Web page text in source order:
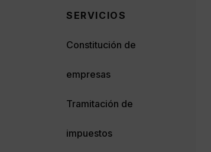
SERVICIOS
Constitución de
empresas
Tramitación de
impuestos